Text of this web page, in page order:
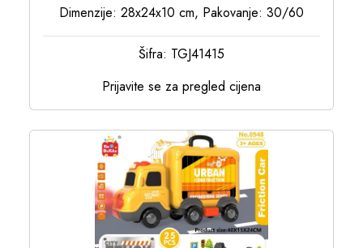
Dimenzije: 28x24x10 cm, Pakovanje: 30/60
Šifra: TGJ41415
Prijavite se za pregled cijena